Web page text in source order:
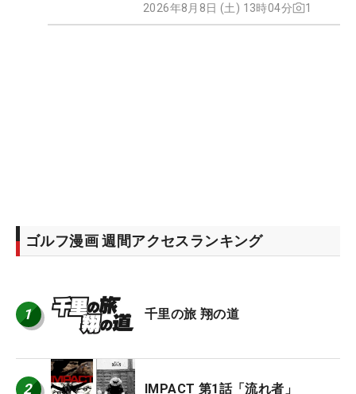
2026年8月8日 (土) 13時04分 1
ゴルフ漫画 週間アクセスランキング
1 千里の旅 翔の道
2 IMPACT 第1話「流れ者」